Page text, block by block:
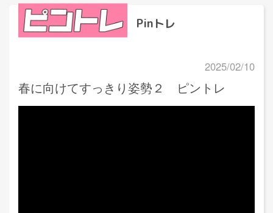
Pinトレ
2025/02/10
春に向けてすっきり姿勢２ ピントレ